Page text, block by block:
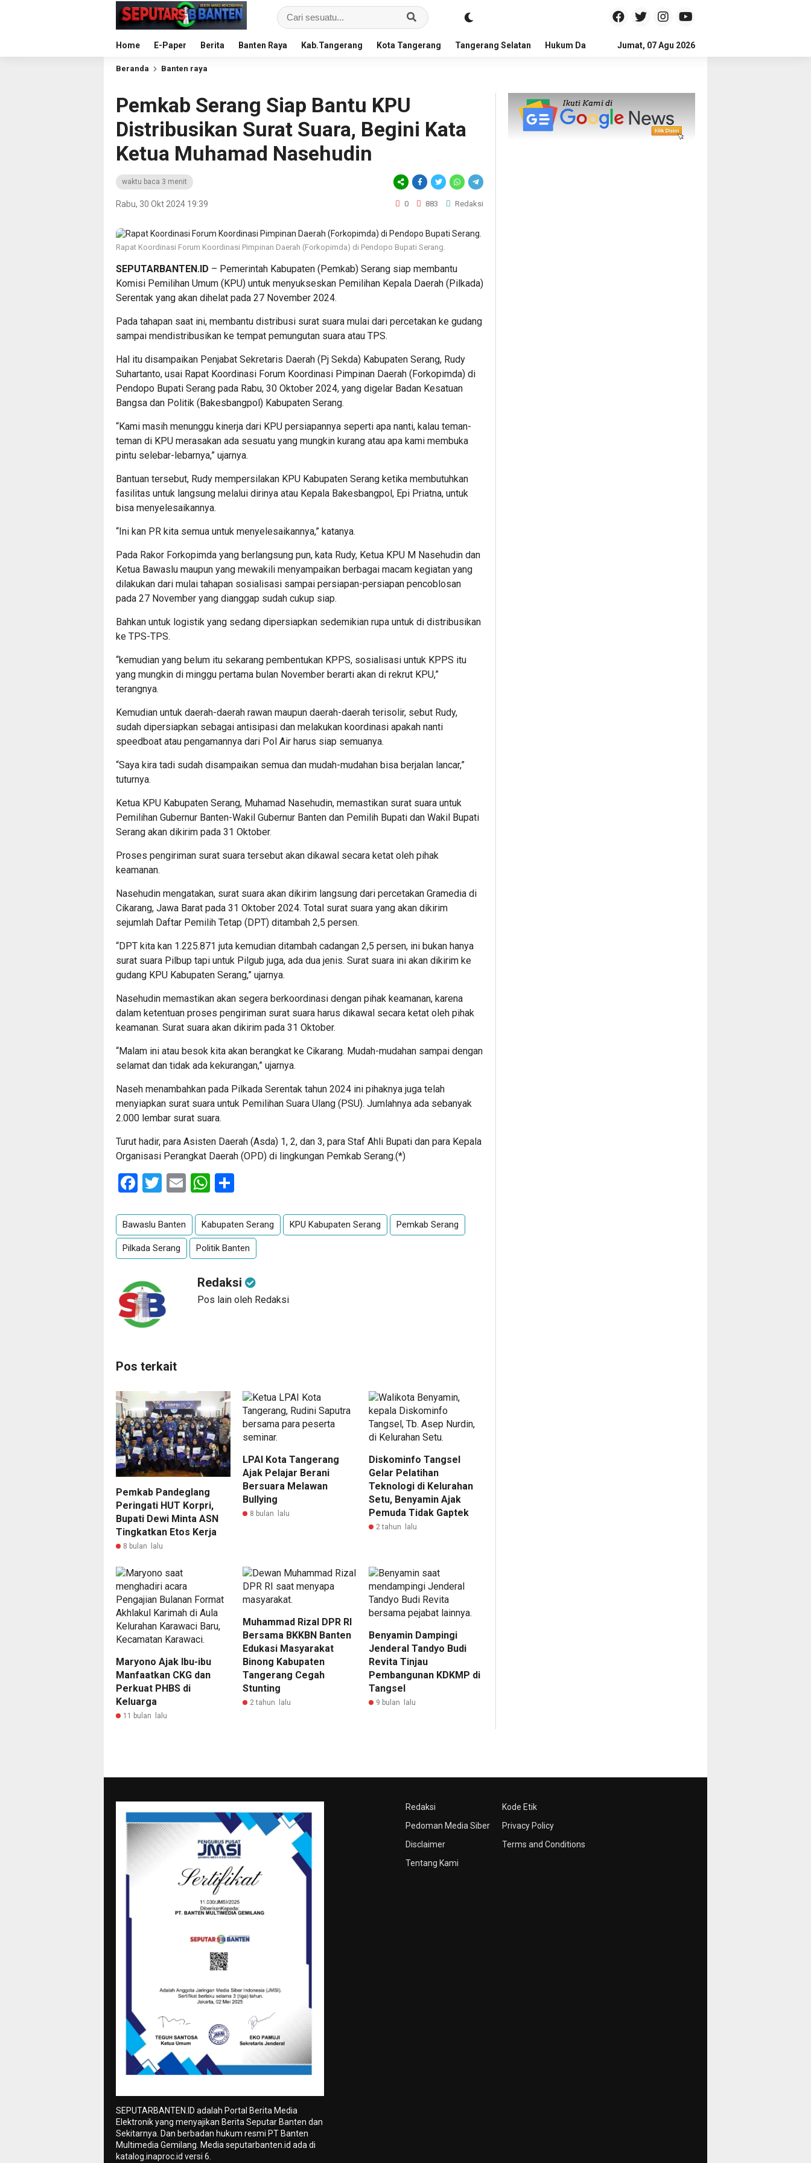
Home E-Paper Berita Banten Raya Kab.Tangerang Kota Tangerang Tangerang Selatan Hukum Dan Kriminal Politik Pendidikan
Jumat, 07 Agu 2026
Beranda Banten raya
Pemkab Serang Siap Bantu KPU
Distribusikan Surat Suara, Begini Kata
Ketua Muhamad Nasehudin
waktu baca 3 menit
Rabu, 30 Okt 2024 19:39 0 883 Redaksi
Rapat Koordinasi Forum Koordinasi Pimpinan Daerah (Forkopimda) di Pendopo Bupati Serang.
SEPUTARBANTEN.ID – Pemerintah Kabupaten (Pemkab) Serang siap membantu
Komisi Pemilihan Umum (KPU) untuk menyukseskan Pemilihan Kepala Daerah (Pilkada)
Serentak yang akan dihelat pada 27 November 2024.
Pada tahapan saat ini, membantu distribusi surat suara mulai dari percetakan ke gudang
sampai mendistribusikan ke tempat pemungutan suara atau TPS.
Hal itu disampaikan Penjabat Sekretaris Daerah (Pj Sekda) Kabupaten Serang, Rudy
Suhartanto, usai Rapat Koordinasi Forum Koordinasi Pimpinan Daerah (Forkopimda) di
Pendopo Bupati Serang pada Rabu, 30 Oktober 2024, yang digelar Badan Kesatuan
Bangsa dan Politik (Bakesbangpol) Kabupaten Serang.
“Kami masih menunggu kinerja dari KPU persiapannya seperti apa nanti, kalau teman-
teman di KPU merasakan ada sesuatu yang mungkin kurang atau apa kami membuka
pintu selebar-lebarnya,” ujarnya.
Bantuan tersebut, Rudy mempersilakan KPU Kabupaten Serang ketika membutuhkan
fasilitas untuk langsung melalui dirinya atau Kepala Bakesbangpol, Epi Priatna, untuk
bisa menyelesaikannya.
“Ini kan PR kita semua untuk menyelesaikannya,” katanya.
Pada Rakor Forkopimda yang berlangsung pun, kata Rudy, Ketua KPU M Nasehudin dan
Ketua Bawaslu maupun yang mewakili menyampaikan berbagai macam kegiatan yang
dilakukan dari mulai tahapan sosialisasi sampai persiapan-persiapan pencoblosan
pada 27 November yang dianggap sudah cukup siap.
Bahkan untuk logistik yang sedang dipersiapkan sedemikian rupa untuk di distribusikan
ke TPS-TPS.
“kemudian yang belum itu sekarang pembentukan KPPS, sosialisasi untuk KPPS itu
yang mungkin di minggu pertama bulan November berarti akan di rekrut KPU,”
terangnya.
Kemudian untuk daerah-daerah rawan maupun daerah-daerah terisolir, sebut Rudy,
sudah dipersiapkan sebagai antisipasi dan melakukan koordinasi apakah nanti
speedboat atau pengamannya dari Pol Air harus siap semuanya.
“Saya kira tadi sudah disampaikan semua dan mudah-mudahan bisa berjalan lancar,”
tuturnya.
Ketua KPU Kabupaten Serang, Muhamad Nasehudin, memastikan surat suara untuk
Pemilihan Gubernur Banten-Wakil Gubernur Banten dan Pemilih Bupati dan Wakil Bupati
Serang akan dikirim pada 31 Oktober.
Proses pengiriman surat suara tersebut akan dikawal secara ketat oleh pihak
keamanan.
Nasehudin mengatakan, surat suara akan dikirim langsung dari percetakan Gramedia di
Cikarang, Jawa Barat pada 31 Oktober 2024. Total surat suara yang akan dikirim
sejumlah Daftar Pemilih Tetap (DPT) ditambah 2,5 persen.
“DPT kita kan 1.225.871 juta kemudian ditambah cadangan 2,5 persen, ini bukan hanya
surat suara Pilbup tapi untuk Pilgub juga, ada dua jenis. Surat suara ini akan dikirim ke
gudang KPU Kabupaten Serang,” ujarnya.
Nasehudin memastikan akan segera berkoordinasi dengan pihak keamanan, karena
dalam ketentuan proses pengiriman surat suara harus dikawal secara ketat oleh pihak
keamanan. Surat suara akan dikirim pada 31 Oktober.
“Malam ini atau besok kita akan berangkat ke Cikarang. Mudah-mudahan sampai dengan
selamat dan tidak ada kekurangan,” ujarnya.
Naseh menambahkan pada Pilkada Serentak tahun 2024 ini pihaknya juga telah
menyiapkan surat suara untuk Pemilihan Suara Ulang (PSU). Jumlahnya ada sebanyak
2.000 lembar surat suara.
Turut hadir, para Asisten Daerah (Asda) 1, 2, dan 3, para Staf Ahli Bupati dan para Kepala
Organisasi Perangkat Daerah (OPD) di lingkungan Pemkab Serang.(*)
Facebook
Twitter
EmailWhatsApp
Bawaslu Banten Kabupaten Serang KPU Kabupaten Serang Pemkab Serang
Pilkada Serang Politik Banten
Redaksi
Pos lain oleh Redaksi
Pos terkait
Pemkab Pandeglang
Peringati HUT Korpri,
Bupati Dewi Minta ASN
Tingkatkan Etos Kerja
8 bulan lalu
LPAI Kota Tangerang
Ajak Pelajar Berani
Bersuara Melawan
Bullying
8 bulan lalu
Diskominfo Tangsel
Gelar Pelatihan
Teknologi di Kelurahan
Setu, Benyamin Ajak
Pemuda Tidak Gaptek
2 tahun lalu
Maryono Ajak Ibu-ibu
Manfaatkan CKG dan
Perkuat PHBS di
Keluarga
11 bulan lalu
Muhammad Rizal DPR RI
Bersama BKKBN Banten
Edukasi Masyarakat
Binong Kabupaten
Tangerang Cegah
Stunting
2 tahun lalu
Benyamin Dampingi
Jenderal Tandyo Budi
Revita Tinjau
Pembangunan KDKMP di
Tangsel
9 bulan lalu
Redaksi
Pedoman Media Siber
Disclaimer
Tentang Kami
Kode Etik
Privacy Policy
Terms and Conditions
SEPUTARBANTEN.ID adalah Portal Berita Media
Elektronik yang menyajikan Berita Seputar Banten dan
Sekitarnya. Dan berbadan hukum resmi PT Banten
Multimedia Gemilang. Media seputarbanten.id ada di
katalog.inaproc.id versi 6.